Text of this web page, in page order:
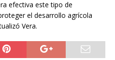
efectiva este tipo de
el desarrollo agrícola
Vera.